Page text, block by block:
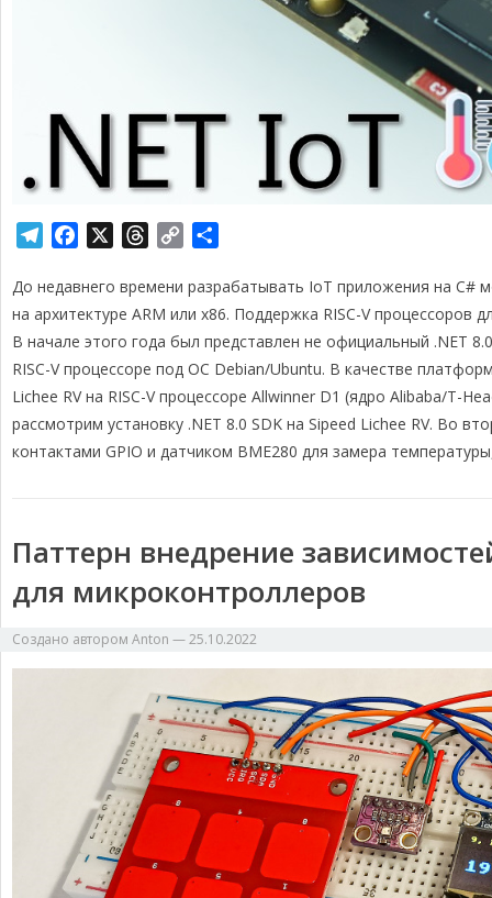
l
e
g
r
a
m
c
e
b
o
o
k
r
e
a
d
s
p
y
L
n
k
п
р
а
в
и
т
ь
До недавнего времени разрабатывать IoT приложения на
на архитектуре ARM или x86. Поддержка RISC-V
В начале этого года был представлен не официальный .NET
RISC-V процессоре под ОС Debian/Ubuntu. В качестве
Lichee RV на RISC-V процессоре Allwinner D1 (ядро Alibaba/T-
рассмотрим установку .NET 8.0 SDK на Sipeed Lichee RV. Во
контактами GPIO и датчиком BME280 для замера
Паттерн внедрение
для микроконтроллеров
Создано автором Anton —25.10.2022